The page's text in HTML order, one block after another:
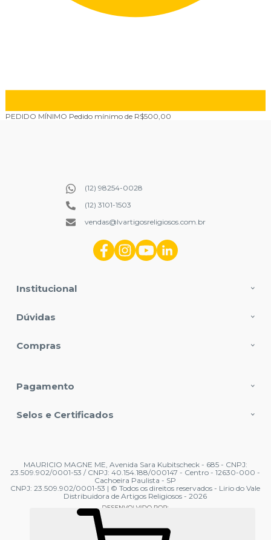
PEDIDO MÍNIMO Pedido mínimo de R$500,00
Institucional
Dúvidas
Compras
(12) 98254-0028
(12) 3101-1503
vendas@lvartigosreligiosos.com.br
Pagamento
Selos e Certificados
MAURICIO MAGNE ME, Avenida Sara Kubitscheck - 685 - CNPJ:
23.509.902/0001-53 / CNPJ: 40.154.188/000147 - Centro - 12630-000 -
Cachoeira Paulista - SP
CNPJ: 23.509.902/0001-53 | © Todos os direitos reservados - Lirio do Vale
Distribuidora de Artigos Religiosos - 2026